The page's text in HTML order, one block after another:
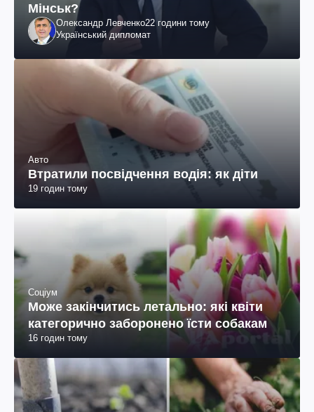
Мінськ?
Олександр Левченко22 години тому
Український дипломат
Авто
Втратили посвідчення водія: як діти
19 годин тому
Соціум
Може закінчитись летально: які квіти
категорично заборонено їсти собакам
16 годин тому